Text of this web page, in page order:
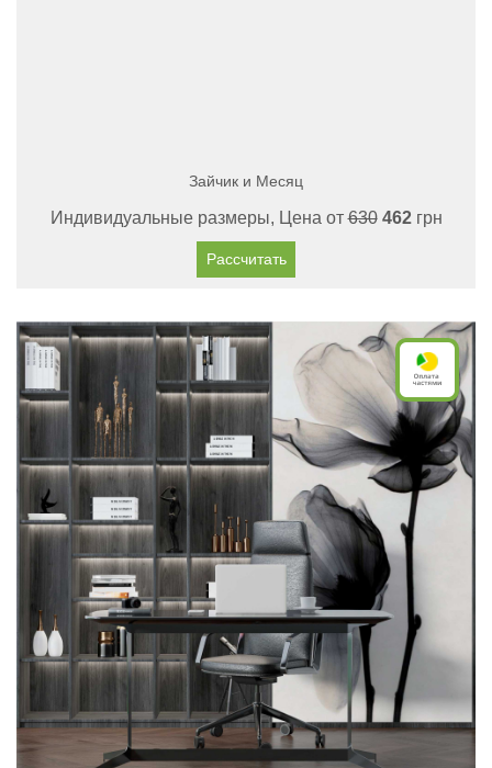
Зайчик и Месяц
Индивидуальные размеры, Цена от630 462грн
Рассчитать